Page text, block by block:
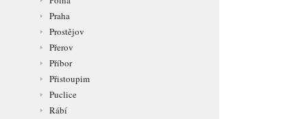
Praha
Prostějov
Přerov
Příbor
Přistoupim
Puclice
Rábí